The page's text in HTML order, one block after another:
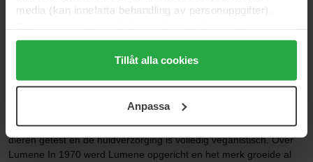
media (kan innefatta behandling av personuppgifter).
Genom att trycka på "Tillåt alla cookies" accepterar du
alla cookies, medan du under "Detaljer" kan anpassa
användningen av cookies. Du kan när som helst återkalla
samt vår Integritetspolicy.
Tillåt alla cookies
Anpassa
heeft Lumene een groot assortiment met huidverzorging, make-up
en lichaamsverzorging gecreëerd. De producten worden niet op
dieren getest en de huidverzorging is volledig veganistisch. Over
Lumene In 1970 werd Lumene opgericht en het merk groeide al